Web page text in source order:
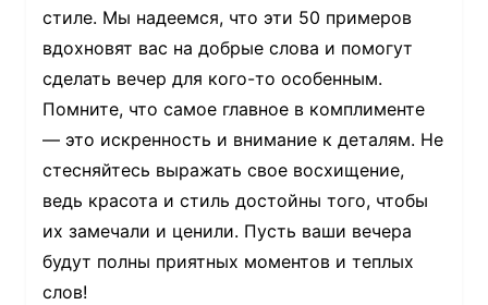
стиле. Мы надеемся, что эти 50 примеров
вдохновят вас на добрые слова и помогут
сделать вечер для кого-то особенным.
Помните, что самое главное в комплименте
— это искренность и внимание к деталям. Не
стесняйтесь выражать свое восхищение,
ведь красота и стиль достойны того, чтобы
их замечали и ценили. Пусть ваши вечера
будут полны приятных моментов и теплых
слов!